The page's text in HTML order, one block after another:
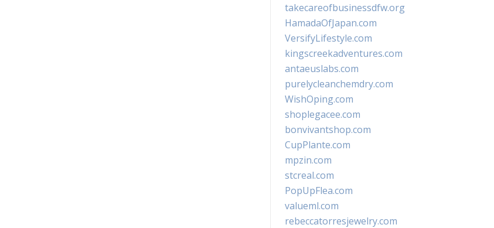
takecareofbusinessdfw.org
HamadaOfJapan.com
VersifyLifestyle.com
kingscreekadventures.com
antaeuslabs.com
purelycleanchemdry.com
WishOping.com
shoplegacee.com
bonvivantshop.com
CupPlante.com
mpzin.com
stcreal.com
PopUpFlea.com
valueml.com
rebeccatorresjewelry.com